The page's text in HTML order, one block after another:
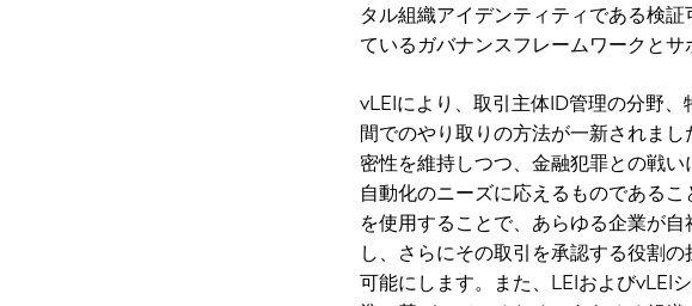
タル組織アイデンティティである検
ているガバナンスフレームワークとサ
vLEIにより、取引主体ID管理の分野
間でのやり取りの方法が一新されま
密性を維持しつつ、金融犯罪との戦
自動化のニーズに応えるものである
を使用することで、あらゆる企業が
し、さらにその取引を承認する役割
可能にします。また、LEIおよびvLEI